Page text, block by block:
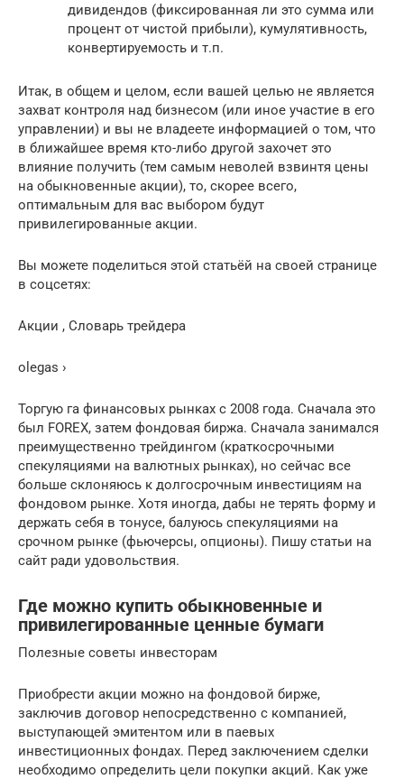
дивидендов (фиксированная ли это сумма или
процент от чистой прибыли), кумулятивность,
конвертируемость и т.п.
Итак, в общем и целом, если вашей целью не является
захват контроля над бизнесом (или иное участие в его
управлении) и вы не владеете информацией о том, что
в ближайшее время кто-либо другой захочет это
влияние получить (тем самым неволей взвинтя цены
на обыкновенные акции), то, скорее всего,
оптимальным для вас выбором будут
привилегированные акции.
Вы можете поделиться этой статьёй на своей странице
в соцсетях:
Акции , Словарь трейдера
olegas ›
Торгую га финансовых рынках с 2008 года. Сначала это
был FOREX, затем фондовая биржа. Сначала занимался
преимущественно трейдингом (краткосрочными
спекуляциями на валютных рынках), но сейчас все
больше склоняюсь к долгосрочным инвестициям на
фондовом рынке. Хотя иногда, дабы не терять форму и
держать себя в тонусе, балуюсь спекуляциями на
срочном рынке (фьючерсы, опционы). Пишу статьи на
сайт ради удовольствия.
Где можно купить обыкновенные и
привилегированные ценные бумаги
Полезные советы инвесторам
Приобрести акции можно на фондовой бирже,
заключив договор непосредственно с компанией,
выступающей эмитентом или в паевых
инвестиционных фондах. Перед заключением сделки
необходимо определить цели покупки акций. Как уже